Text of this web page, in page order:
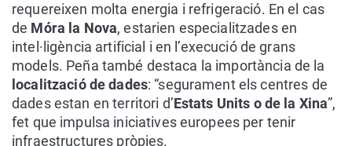
requereixen molta energia i refrigeració. En el cas
de Móra la Nova, estarien especialitzades en
intel·ligència artificial i en l’execució de grans
models. Peña també destaca la importància de la
localització de dades: “segurament els centres de
dades estan en territori d’Estats Units o de la Xina”,
fet que impulsa iniciatives europees per tenir
infraestructures pròpies.